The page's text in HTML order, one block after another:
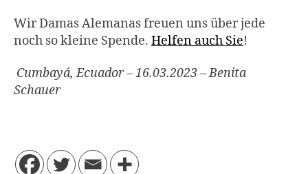
Wir Damas Alemanas freuen uns über jede
noch so kleine Spende. Helfen auch Sie!
Cumbayá, Ecuador – 16.03.2023 – Benita
Schauer